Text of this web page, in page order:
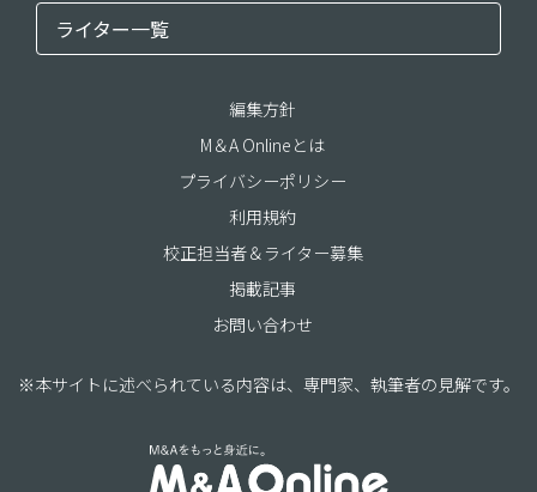
ライター一覧
編集方針
M＆A Onlineとは
プライバシーポリシー
利用規約
校正担当者＆ライター募集
掲載記事
お問い合わせ
※本サイトに述べられている内容は、専門家、執筆者の見解です。